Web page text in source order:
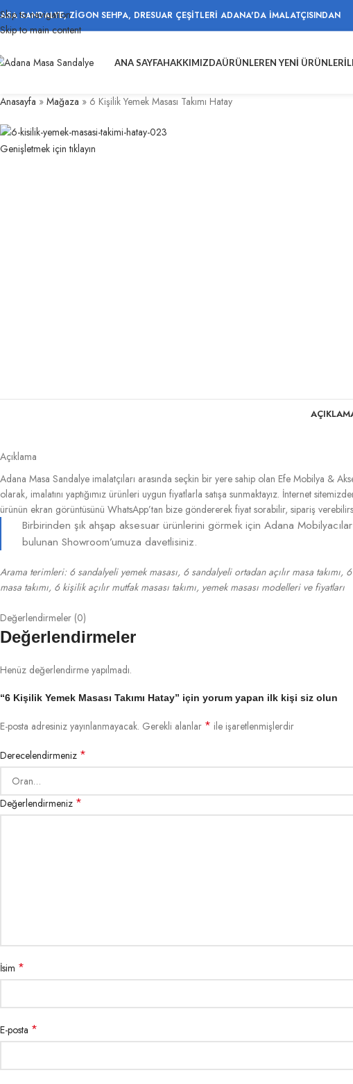
Skip to navigation
Skip to main content
SANDALYE, ZİGON SEHPA, DRESUAR ÇEŞİTLERİ ADANA'DA İMALATÇISINDAN
ANA SAYFAHAKKIMIZDAÜRÜNLEREN YENI ÜRÜNLER
Anasayfa » Mağaza » 6 Kişilik Yemek Masası Takımı Hatay
Genişletmek için tıklayın
Açıklama
Adana Masa Sandalye imalatçıları arasında seçkin bir yere sahip olan Efe Mobilya &
olarak, imalatını yaptığımız ürünleri uygun fiyatlarla satışa sunmaktayız. İnternet
ürünün ekran görüntüsünü WhatsApp’tan bize göndererek fiyat sorabilir, sipariş
Birbirinden şık ahşap aksesuar ürünlerini görmek için Adana
bulunan Showroom’umuza davetlisiniz.
Arama terimleri: 6 sandalyeli yemek masası, 6 sandalyeli ortadan açılır masa takımı,
masa takımı, 6 kişilik açılır mutfak masası takımı, yemek masası modelleri ve fiyatları
Değerlendirmeler (0)
Değerlendirmeler
Henüz değerlendirme yapılmadı.
“6 Kişilik Yemek Masası Takımı Hatay” için yorum yapan ilk kişi siz olun
E-posta adresiniz yayınlanmayacak. Gerekli alanlar * ile işaretlenmişlerdir
Derecelendirmeniz *
Değerlendirmeniz *
İsim *
E-posta *